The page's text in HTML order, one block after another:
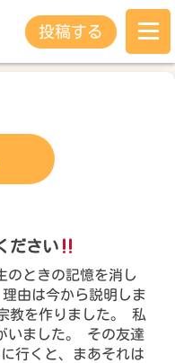
投稿する
ださい
のときの記憶を消し
理由は今から説明しま
教を作りました。 私
いました。 その友達
行くと、まあそれは